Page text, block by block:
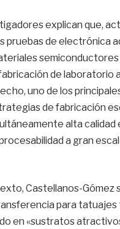
explican que,
pruebas de electrónica
semiconductores
de laboratorio
uno de los
de fabricación
alta calidad
a gran
Castellanos-Gómez
para tatuajes
en «sustratos